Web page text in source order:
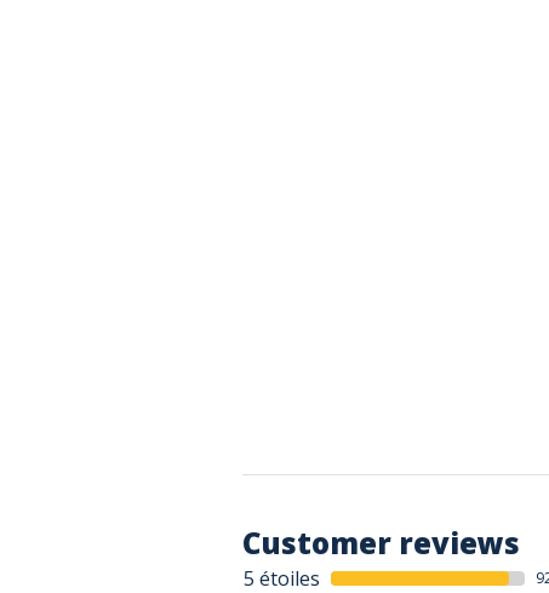
Customer reviews
5 étoiles